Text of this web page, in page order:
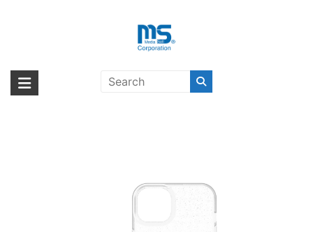
海外輸入ブランド商品｜株式会社
海外事業部が取り揃えている海外輸入商品には、日本では珍しい「海外ブ
ランド」をはじめ「ユニークな商品」「機能的な商品」「コストパフォー
MagSafe iPhone 15 Plus